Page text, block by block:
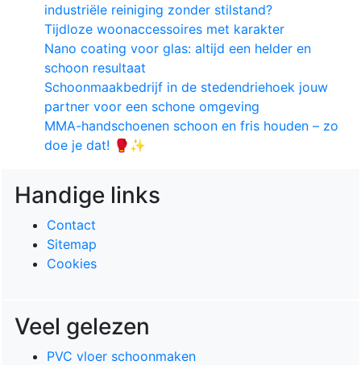
industriële reiniging zonder stilstand?
Tijdloze woonaccessoires met karakter
Nano coating voor glas: altijd een helder en
schoon resultaat
Schoonmaakbedrijf in de stedendriehoek jouw
partner voor een schone omgeving
MMA-handschoenen schoon en fris houden – zo
doe je dat! 🥊✨
Handige links
Contact
Sitemap
Cookies
Veel gelezen
PVC vloer schoonmaken